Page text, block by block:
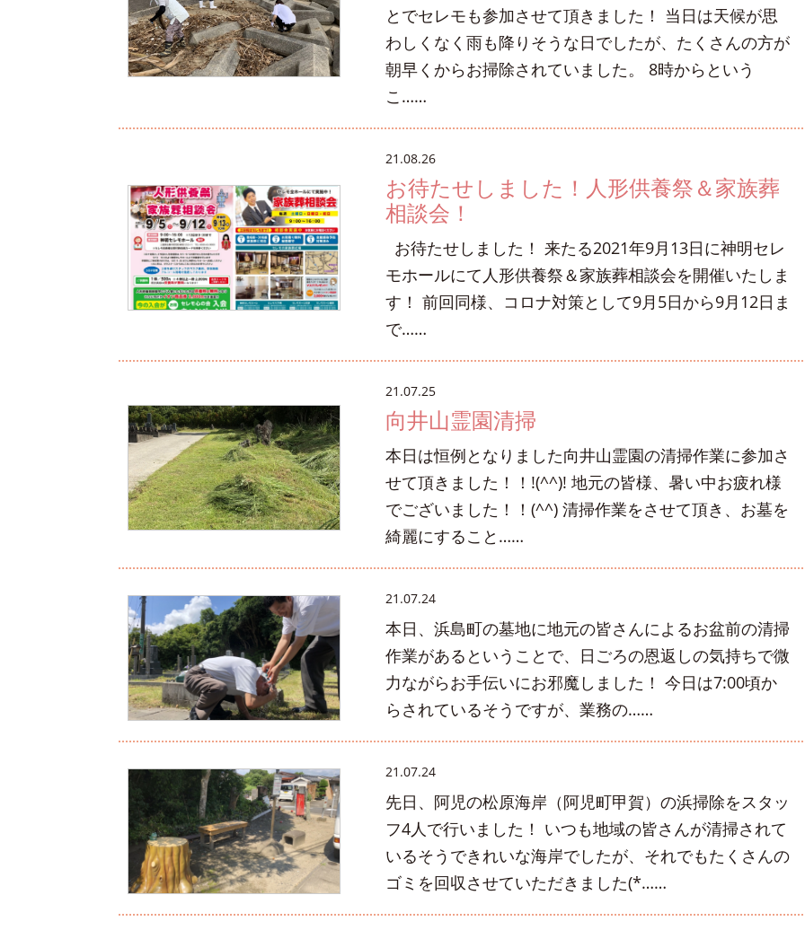
とでセレモも参加させて頂きました！ 当日は天候が思
わしくなく雨も降りそうな日でしたが、たくさんの方が
朝早くからお掃除されていました。 8時からという
こ……
21.08.26
お待たせしました！人形供養祭＆家族葬
相談会！
お待たせしました！ 来たる2021年9月13日に神明セレ
モホールにて人形供養祭＆家族葬相談会を開催いたしま
す！ 前回同様、コロナ対策として9月5日から9月12日ま
で……
21.07.25
向井山霊園清掃
本日は恒例となりました向井山霊園の清掃作業に参加さ
せて頂きました！！!(^^)! 地元の皆様、暑い中お疲れ様
でございました！！(^^) 清掃作業をさせて頂き、お墓を
綺麗にすること……
21.07.24
本日、浜島町の墓地に地元の皆さんによるお盆前の清掃
作業があるということで、日ごろの恩返しの気持ちで微
力ながらお手伝いにお邪魔しました！ 今日は7:00頃か
らされているそうですが、業務の……
21.07.24
先日、阿児の松原海岸（阿児町甲賀）の浜掃除をスタッ
フ4人で行いました！ いつも地域の皆さんが清掃されて
いるそうできれいな海岸でしたが、それでもたくさんの
ゴミを回収させていただきました(*……